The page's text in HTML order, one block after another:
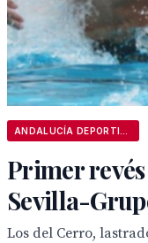
Primer
Sevilla-
Los del Cerro,